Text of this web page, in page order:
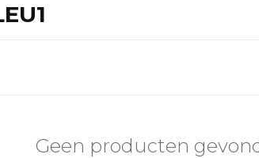
Geen producten